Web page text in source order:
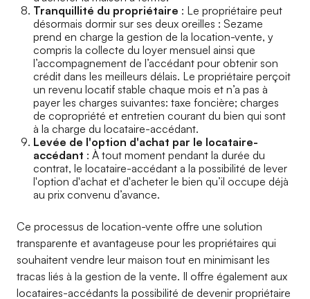
Tranquillité du propriétaire : Le propriétaire peut
désormais dormir sur ses deux oreilles : Sezame
prend en charge la gestion de la location-vente, y
compris la collecte du loyer mensuel ainsi que
l’accompagnement de l’accédant pour obtenir son
crédit dans les meilleurs délais. Le propriétaire perçoit
un revenu locatif stable chaque mois et n’a pas à
payer les charges suivantes: taxe foncière; charges
de copropriété et entretien courant du bien qui sont
à la charge du locataire-accédant.
Levée de l'option d'achat par le locataire-
accédant : À tout moment pendant la durée du
contrat, le locataire-accédant a la possibilité de lever
l'option d'achat et d'acheter le bien qu’il occupe déjà
au prix convenu d’avance.
Ce processus de location-vente offre une solution
transparente et avantageuse pour les propriétaires qui
souhaitent vendre leur maison tout en minimisant les
tracas liés à la gestion de la vente. Il offre également aux
locataires-accédants la possibilité de devenir propriétaire